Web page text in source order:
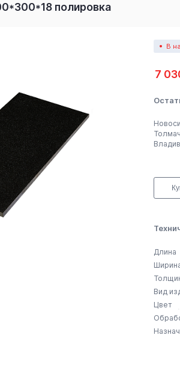
полировка
В
7
Длина
Вид
Цвет